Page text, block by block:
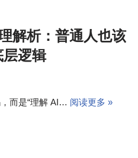
解析：普通人也该
逻辑
而是“理解 AI… 阅读更多 »